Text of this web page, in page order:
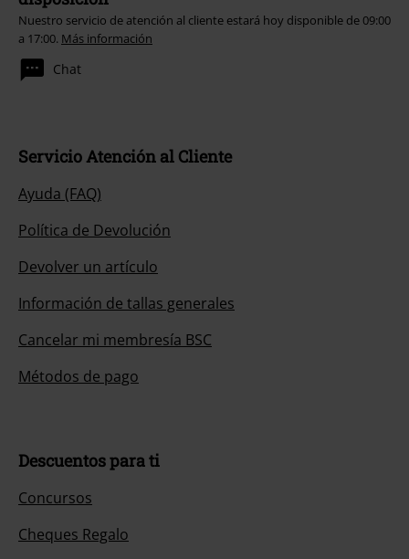
Nuestro servicio de atención al cliente estará hoy disponible de 09:00
a 17:00. Más información
Chat
Servicio Atención al Cliente
Ayuda (FAQ)
Política de Devolución
Devolver un artículo
Información de tallas generales
Cancelar mi membresía BSC
Métodos de pago
Descuentos para ti
Concursos
Cheques Regalo